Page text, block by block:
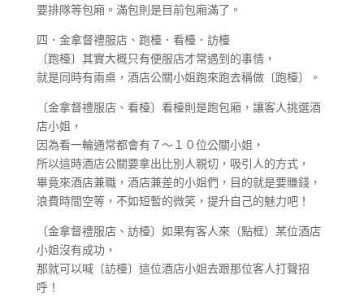
要排隊等包廂。滿包則是目前包廂滿了。
四．金拿督禮服店、跑檯．看檯．訪檯
〔跑檯〕其實大概只有便服店才常遇到的事情，
就是同時有兩桌，酒店公關小姐跑來跑去稱做〔跑檯〕。
〔金拿督禮服店、看檯〕看檯則是跑包廂，讓客人挑選酒
店小姐，
因為看一輪通常都會有７～１０位公關小姐，
所以這時酒店公關要拿出比別人親切，吸引人的方式，
畢竟來酒店兼職，酒店兼差的小姐們，目的就是要賺錢，
浪費時間空等，不如短暫的微笑，提升自己的魅力吧！
〔金拿督禮服店、訪檯〕如果有客人來（點框）某位酒店
小姐沒有成功，
那就可以喊〔訪檯〕這位酒店小姐去跟那位客人打聲招
呼！